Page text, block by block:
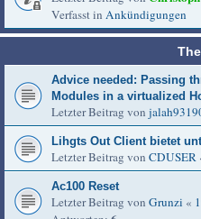
Verfasst in Ankündigungen
Advice needed: Passing
Modules in a virtualized
Letzter Beitrag von
Lihgts Out Client bietet
Letzter Beitrag von CDUSER
Ac100 Reset
Letzter Beitrag von Grunzi «